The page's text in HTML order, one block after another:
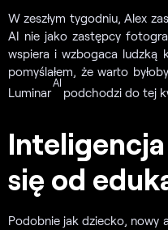
W zeszłym tygodniu, Alex
AI nie jako zastępcy
wspiera i wzbogaca ludzką
pomyślałem, że warto
Luminar
AI
podchodzi do tej
się od
Podobnie jak dziecko, nowy